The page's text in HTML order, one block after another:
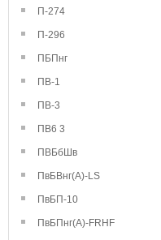
П-274
П-296
ПБПнг
ПВ-1
ПВ-3
ПВ6 3
ПВБбШв
ПвБВнг(А)-LS
ПвБП-10
ПвБПнг(А)-FRHF